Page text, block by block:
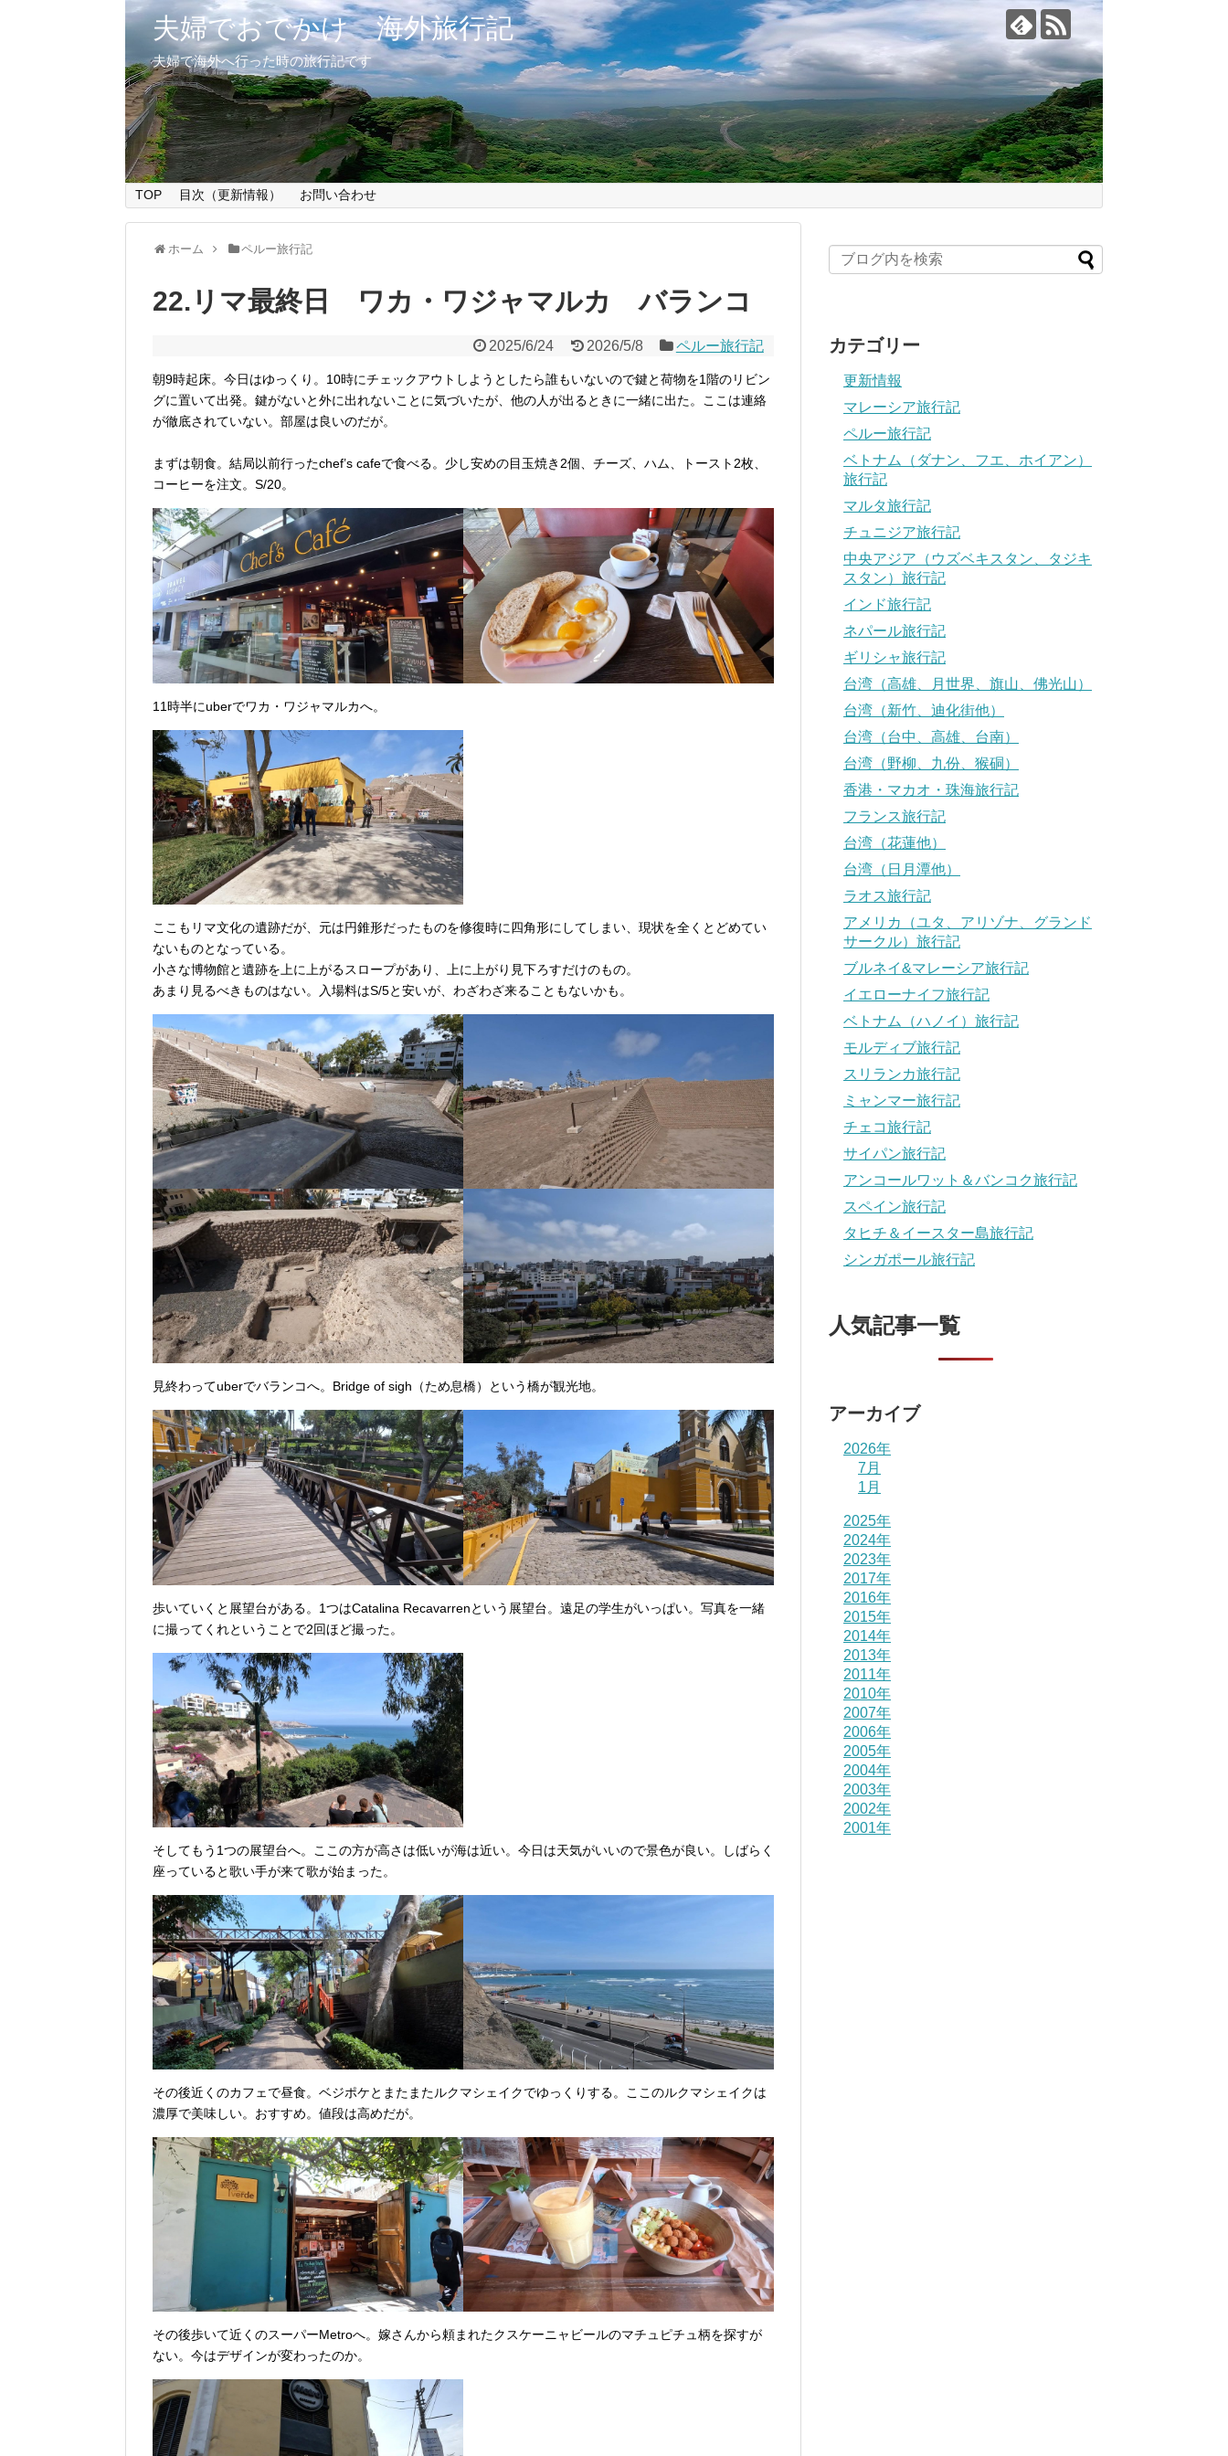
夫婦でおでかけ 海外旅行記
夫婦で海外へ行った時の旅行記です
TOP 目次（更新情報） お問い合わせ
ホーム ペルー旅行記
22.リマ最終日 ワカ・ワジャマルカ バランコ
2025/6/24 2026/5/8 ペルー旅行記
朝9時起床。今日はゆっくり。10時にチェックアウトしようとしたら誰もいないので鍵と荷物を1階のリビン
グに置いて出発。鍵がないと外に出れないことに気づいたが、他の人が出るときに一緒に出た。ここは連絡
が徹底されていない。部屋は良いのだが。
まずは朝食。結局以前行ったchef’s cafeで食べる。少し安めの目玉焼き2個、チーズ、ハム、トースト2枚、
コーヒーを注文。S/20。
11時半にuberでワカ・ワジャマルカへ。
ここもリマ文化の遺跡だが、元は円錐形だったものを修復時に四角形にしてしまい、現状を全くとどめてい
ないものとなっている。
小さな博物館と遺跡を上に上がるスロープがあり、上に上がり見下ろすだけのもの。
あまり見るべきものはない。入場料はS/5と安いが、わざわざ来ることもないかも。
見終わってuberでバランコへ。Bridge of sigh（ため息橋）という橋が観光地。
歩いていくと展望台がある。1つはCatalina Recavarrenという展望台。遠足の学生がいっぱい。写真を一緒
に撮ってくれということで2回ほど撮った。
そしてもう1つの展望台へ。ここの方が高さは低いが海は近い。今日は天気がいいので景色が良い。しばらく
座っていると歌い手が来て歌が始まった。
その後近くのカフェで昼食。ベジポケとまたまたルクマシェイクでゆっくりする。ここのルクマシェイクは
濃厚で美味しい。おすすめ。値段は高めだが。
その後歩いて近くのスーパーMetroへ。嫁さんから頼まれたクスケーニャビールのマチュピチュ柄を探すが
ない。今はデザインが変わったのか。
カテゴリー
更新情報
マレーシア旅行記
ペルー旅行記
ベトナム（ダナン、フエ、ホイアン）
旅行記
マルタ旅行記
チュニジア旅行記
中央アジア（ウズベキスタン、タジキ
スタン）旅行記
インド旅行記
ネパール旅行記
ギリシャ旅行記
台湾（高雄、月世界、旗山、佛光山）
台湾（新竹、迪化街他）
台湾（台中、高雄、台南）
台湾（野柳、九份、猴硐）
香港・マカオ・珠海旅行記
フランス旅行記
台湾（花蓮他）
台湾（日月潭他）
ラオス旅行記
アメリカ（ユタ、アリゾナ、グランド
サークル）旅行記
ブルネイ&マレーシア旅行記
イエローナイフ旅行記
ベトナム（ハノイ）旅行記
モルディブ旅行記
スリランカ旅行記
ミャンマー旅行記
チェコ旅行記
サイパン旅行記
アンコールワット＆バンコク旅行記
スペイン旅行記
タヒチ＆イースター島旅行記
シンガポール旅行記
人気記事一覧
アーカイブ
2026年
7月
1月
2025年
2024年
2023年
2017年
2016年
2015年
2014年
2013年
2011年
2010年
2007年
2006年
2005年
2004年
2003年
2002年
2001年